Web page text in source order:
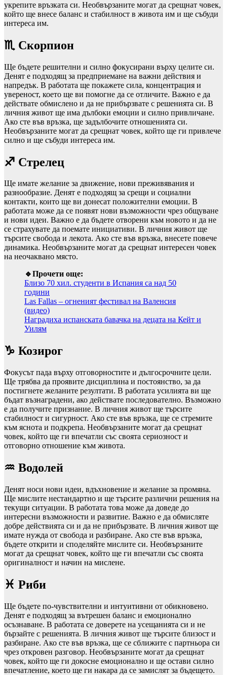
укрепите връзката си. Необвързаните могат да срещнат човек,
който ще внесе баланс и стабилност в живота им и ще събуди
интереса им.
♏ Скорпион
Ще бъдете решителни и силно фокусирани върху целите си.
Денят е подходящ за предприемане на важни действия и
напредък. В работата ще покажете сила, концентрация и
увереност, което ще ви помогне да се отличите. Важно е да
действате обмислено и да не прибързвате с решенията си. В
личния живот ще има дълбоки емоции и силно привличане.
Ако сте във връзка, ще задълбочите отношенията си.
Необвързаните могат да срещнат човек, който ще ги привлече
силно и ще събуди интереса им.
♐ Стрелец
Ще имате желание за движение, нови преживявания и
разнообразие. Денят е подходящ за срещи и социални
контакти, които ще ви донесат положителни емоции. В
работата може да се появят нови възможности чрез общуване
и нови идеи. Важно е да бъдете отворени към новото и да не
се страхувате да поемате инициативи. В личния живот ще
търсите свобода и лекота. Ако сте във връзка, внесете повече
динамика. Необвързаните могат да срещнат интересен човек
на неочаквано място.
🔹Прочети още:
Близо 70 хил. студенти в Испания са над 50
години
Las Fallas – огненият фестивал на Валенсия
(видео)
Наградиха испанската бавачка на децата на Кейт и
Уилям
♑ Козирог
Фокусът пада върху отговорностите и дългосрочните цели.
Ще трябва да проявите дисциплина и постоянство, за да
постигнете желаните резултати. В работата усилията ви ще
бъдат възнаградени, ако действате последователно. Възможно
е да получите признание. В личния живот ще търсите
стабилност и сигурност. Ако сте във връзка, ще се стремите
към яснота и подкрепа. Необвързаните могат да срещнат
човек, който ще ги впечатли със своята сериозност и
отговорно отношение към живота.
♒ Водолей
Денят носи нови идеи, вдъхновение и желание за промяна.
Ще мислите нестандартно и ще търсите различни решения на
текущи ситуации. В работата това може да доведе до
интересни възможности и развитие. Важно е да обмисляте
добре действията си и да не прибързвате. В личния живот ще
имате нужда от свобода и разбиране. Ако сте във връзка,
бъдете открити и споделяйте мислите си. Необвързаните
могат да срещнат човек, който ще ги впечатли със своята
оригиналност и начин на мислене.
♓ Риби
Ще бъдете по-чувствителни и интуитивни от обикновено.
Денят е подходящ за вътрешен баланс и емоционално
осъзнаване. В работата се доверете на усещанията си и не
бързайте с решенията. В личния живот ще търсите близост и
разбиране. Ако сте във връзка, ще се сближите с партньора си
чрез откровен разговор. Необвързаните могат да срещнат
човек, който ще ги докосне емоционално и ще остави силно
впечатление, което ще ги накара да се замислят за бъдещето.